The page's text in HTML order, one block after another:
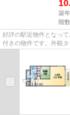
築
階
好評の駅近物件となっ
付きの物件です。外観